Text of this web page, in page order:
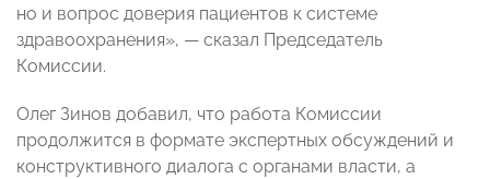
но и вопрос доверия пациентов к системе
здравоохранения», — сказал Председатель
Комиссии.
Олег Зинов добавил, что работа Комиссии
продолжится в формате экспертных обсуждений и
конструктивного диалога с органами власти, а